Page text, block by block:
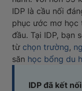
IDP là cầu nối
phục ước mơ
đầu. Tại IDP, bạn
từ chọn trường,
săn học bổng du
IDP đã kết